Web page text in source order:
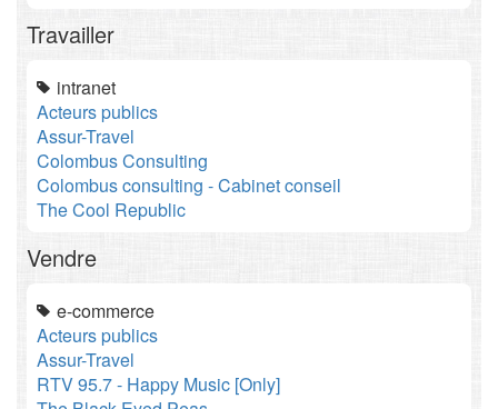
Travailler
intranet
Acteurs publics
Assur-Travel
Colombus Consulting
Colombus consulting - Cabinet conseil
The Cool Republic
Vendre
e-commerce
Acteurs publics
Assur-Travel
RTV 95.7 - Happy Music [Only]